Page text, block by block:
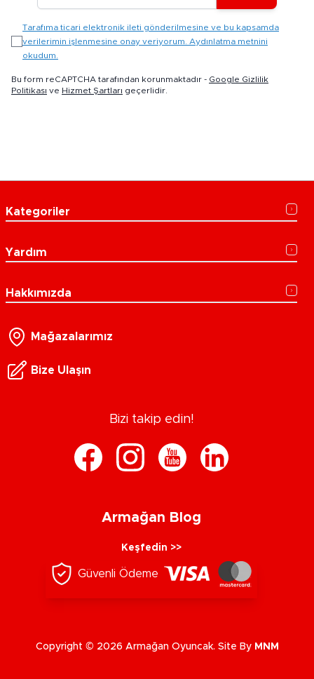
Tarafıma ticari elektronik ileti gönderilmesine ve bu kapsamda
verilerimin işlenmesine onay veriyorum. Aydınlatma metnini
okudum.
Bu form reCAPTCHA tarafından korunmaktadır - Google Gizlilik
Politikası ve Hizmet Şartları geçerlidir.
Kategoriler
Yardım
Hakkımızda
Mağazalarımız
Bize Ulaşın
Bizi takip edin!
Armağan Blog
Keşfedin >>
Güvenli Ödeme
Copyright © 2026 Armağan Oyuncak. Site By MNM